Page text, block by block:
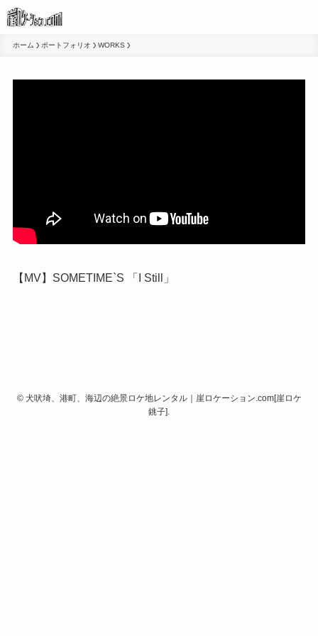
ホーム ポートフォリオ WORKS
【MV】SOMETIME`S 「I Still」
©犬吠埼、港町、海辺の絶景ロケ地レンタル｜崖ロケーション.com[崖ロケ
銚子].